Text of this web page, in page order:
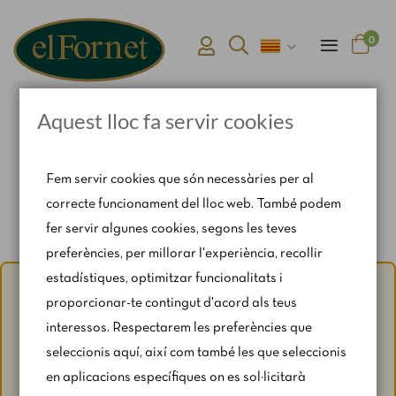
0
vacances, es restringeixen lleugerament els horaris i els
caps de setmana segons disponibilitat.
catering@rosendomila.com
Aquest lloc fa servir cookies
Fem servir cookies que són necessàries per al
correcte funcionament del lloc web. També podem
fer servir algunes cookies, segons les teves
preferències, per millorar l'experiència, recollir
estadístiques, optimitzar funcionalitats i
proporcionar-te contingut d'acord als teus
interessos. Respectarem les preferències que
seleccionis aquí, així com també les que seleccionis
en aplicacions específiques on es sol·licitarà